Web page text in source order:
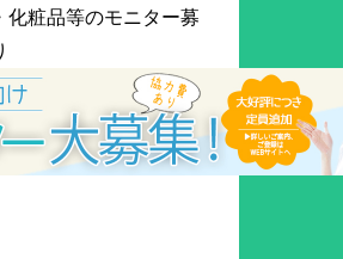
化粧品等のモニター募